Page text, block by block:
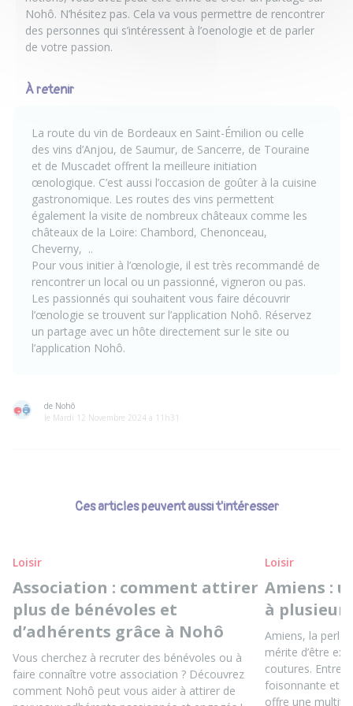
Nohô. N’hésitez pas. Cela va vous permettre de rencontrer
des personnes qui s’intéressent à l’oenologie et de parler
de votre passion.
À retenir
La route du vin de Bordeaux en Saint-Émilion ou celle
des vins d’Anjou, de Saumur, de Sancerre, de Touraine
et de Muscadet offrent la meilleure initiation
œnologique. C’est aussi l’occasion de goûter à la cuisine
gastronomique. Les routes des vins permettent
également la visite de nombreux châteaux comme les
châteaux de la Loire: Chambord, Chenonceau,
Cheverny, ..
Pour vous initier à l’œnologie, il est très recommandé de
rencontrer un local ou un passionné, vigneron ou pas.
Les passionnés qui souhaitent vous faire découvrir
l’œnologie se trouvent sur l’application Nohô. Réservez
un partage avec un hôte directement sur le site ou
l’application Nohô.
de Nohô
le Mardi 12 Novembre 2024 à 11h31
Ces articles peuvent aussi t'intéresser
Loisir
Association : comment attirer
plus de bénévoles et
d’adhérents grâce à Nohô
Vous cherchez à recruter des bénévoles ou à
faire connaître votre association ? Découvrez
comment Nohô peut vous aider à attirer de
Loisir
Amiens :
à
Amiens, la perle
mérite d’être
coutures. Entre
foisonnante et
offre une